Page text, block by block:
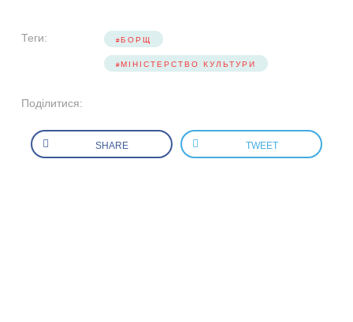
Теги: БОРЩ
МІНІСТЕРСТВО КУЛЬТУРИ
Поділитися:
SHARE TWEET